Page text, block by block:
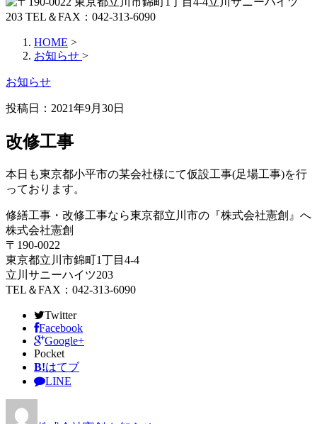
HOME >
お知らせ >
お知らせ
投稿日：2021年9月30日
改修工事
本日も東京都小平市の某会社様にて仮設工事(足場工事)を行
っております。
修繕工事・改修工事なら東京都立川市の『株式会社憲創』へ
株式会社憲創
〒190-0022
東京都立川市錦町1丁目4-4
立川サニーハイツ203
TEL＆FAX：042-313-6090
Twitter
Facebook
Google+
Pocket
B!はてブ
LINE